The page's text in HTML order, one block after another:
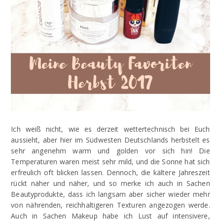
Ich weiß nicht, wie es derzeit wettertechnisch bei Euch
aussieht, aber hier im Südwesten Deutschlands herbstelt es
sehr angenehm warm und golden vor sich hin! Die
Temperaturen waren meist sehr mild, und die Sonne hat sich
erfreulich oft blicken lassen. Dennoch, die kältere Jahreszeit
rückt näher und näher, und so merke ich auch in Sachen
Beautyprodukte, dass ich langsam aber sicher wieder mehr
von nährenden, reichhaltigeren Texturen angezogen werde.
Auch in Sachen Makeup habe ich Lust auf intensivere,